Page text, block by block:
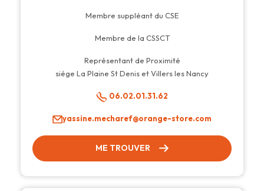
Membre suppléant du CSE
Membre de la CSSCT
Représentant de Proximité
siége La Plaine St Denis et Villers les Nancy
06.02.01.31.62
yassine.mecharef@orange-store.com
ME TROUVER